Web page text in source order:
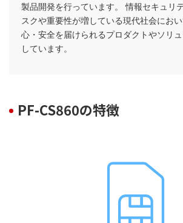
製品開発を行っています。 情報セキュリ
スクや重要性が増している現代社会にお
心・安全を届けられるプロダクトやソリ
しています。
PF-CS860の特徴